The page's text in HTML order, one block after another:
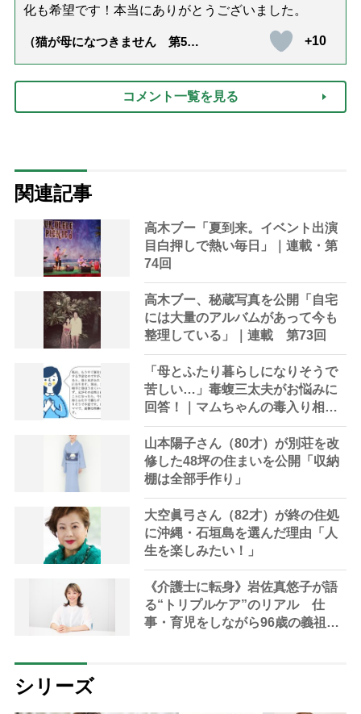
化も希望です！本当にありがとうございました。
（猫が母になつきません 第500
+10
コメント一覧を見る
関連記事
高木ブー「夏到来。イベント出演
目白押しで熱い毎日」｜連載・第
74回
高木ブー、秘蔵写真を公開「自宅
には大量のアルバムがあって今も
整理している」｜連載 第73回
「母とふたり暮らしになりそうで
苦しい…」毒蝮三太夫がお悩みに
回答！｜マムちゃんの毒入り相談
室第34回
山本陽子さん（80才）が別荘を改
修した48坪の住まいを公開「収納
棚は全部手作り」
大空眞弓さん（82才）が終の住処
に沖縄・石垣島を選んだ理由「人
生を楽しみたい！」
《介護士に転身》岩佐真悠子が語
る“トリプルケア”のリアル 仕
事・育児をしながら96歳の義祖母
シリーズ